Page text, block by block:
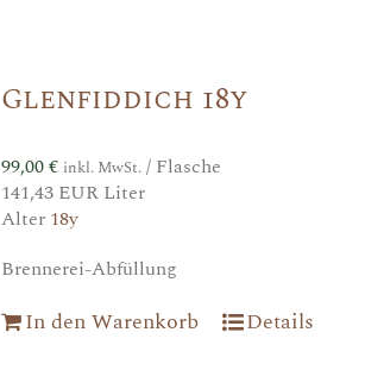
Glenfiddich 18y
99,00€ inkl. MwSt. / Flasche
141,43 EUR Liter
Alter 18y
Brennerei-Abfüllung
In den Warenkorb Details